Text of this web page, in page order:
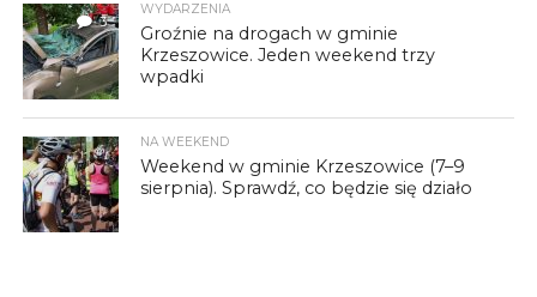
3
WYDARZENIA
Groźnie na drogach w gminie
Krzeszowice. Jeden weekend trzy
wpadki
NA WEEKEND
Weekend w gminie Krzeszowice (7–9
sierpnia). Sprawdź, co będzie się działo